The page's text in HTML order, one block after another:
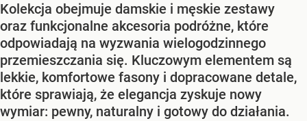
Kolekcja obejmuje damskie i męskie zestawy
oraz funkcjonalne akcesoria podróżne, które
odpowiadają na wyzwania wielogodzinnego
przemieszczania się. Kluczowym elementem są
lekkie, komfortowe fasony i dopracowane detale,
które sprawiają, że elegancja zyskuje nowy
wymiar: pewny, naturalny i gotowy do działania.